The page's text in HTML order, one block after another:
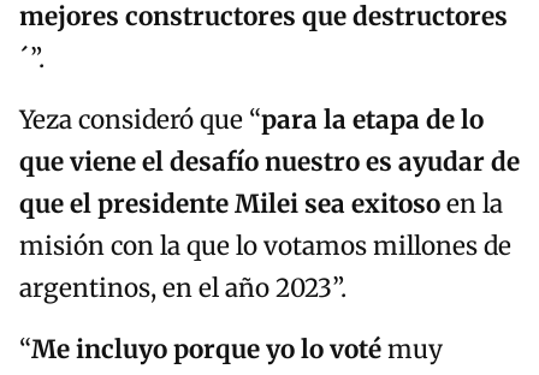
mejores constructores que destructores
´”.
Yeza consideró que “para la etapa de lo
que viene el desafío nuestro es ayudar de
que el presidente Milei sea exitosoen la
misión con la que lo votamos millones de
argentinos, en el año 2023”.
“Me incluyo porque yo lo votémuy